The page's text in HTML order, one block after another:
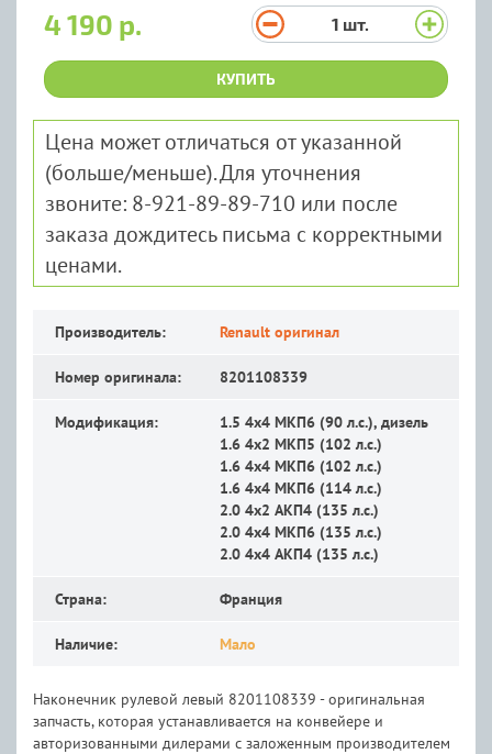
4 190 р. 1 шт.
КУПИТЬ
Цена может отличаться от указанной
(больше/меньше). Для уточнения
звоните: 8-921-89-89-710 или после
заказа дождитесь письма с корректными
ценами.
Производитель: Renault оригинал
Номер оригинала: 8201108339
Модификация:
1.5 4x4 MКП6 (90 л.с.), дизель
1.6 4x2 MКП5 (102 л.с.)
1.6 4x4 MКП6 (102 л.с.)
1.6 4x4 MКП6 (114 л.с.)
2.0 4x2 АКП4 (135 л.с.)
2.0 4x4 MКП6 (135 л.с.)
2.0 4x4 АКП4 (135 л.с.)
Страна: Франция
Наличие: Мало
Наконечник рулевой левый 8201108339 - оригинальная
запчасть, которая устанавливается на конвейере и
авторизованными дилерами с заложенным производителем